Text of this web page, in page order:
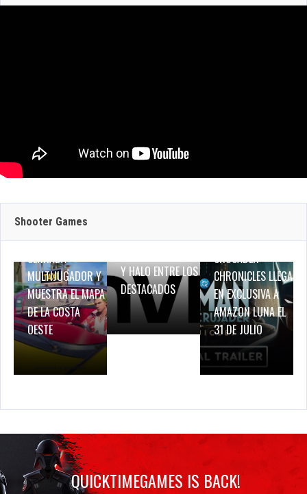
302 Views
Shooter Games
JULIO 30, 2026
WORLD TOUR
ANUNCIA SU
PRUEBA DE RED
CERRADA
MULTIJUGADOR Y
MUESTRA EL MAPA
DE LA COSTA
OESTE
JULIO 29, 2026
GEFORCE NOW
SUMA 9 JUEGOS
Y HALO ENTRE LOS
DESTACADOS
JULIO 29, 2026
BATMAN: CAPED
CRUSADER –
CHRONICLES LLEGA
EN EXCLUSIVA A
AMAZON LUNA EL
31 DE JULIO
QUICKTIMEGAMES IS BACK!